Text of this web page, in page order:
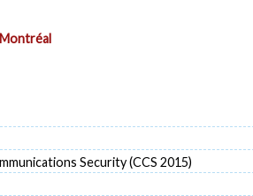
Security (CCS 2015)